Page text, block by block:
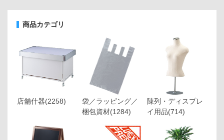
商品カテゴリ
店舗什器(2258)
袋／ラッピング／
梱包資材(1284)
陳列・ディスプレ
イ用品(714)